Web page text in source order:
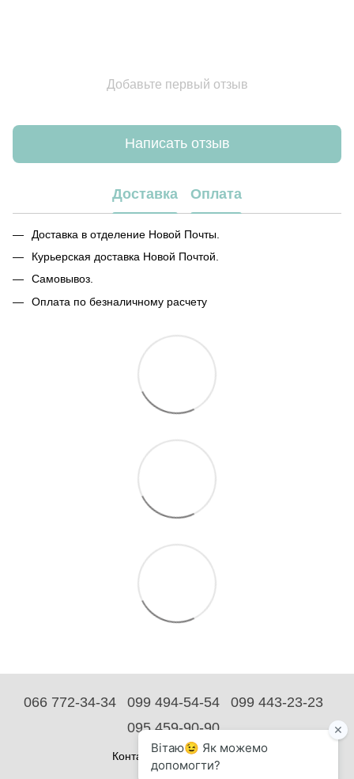
Добавьте первый отзыв
Написать отзыв
Доставка Оплата
Доставка в отделение Новой Почты.
Курьерская доставка Новой Почтой.
Самовывоз.
Оплата по безналичному расчету
066 772-34-34 099 494-54-54
099 443-23-23
095 459-90-90
Контактная информация